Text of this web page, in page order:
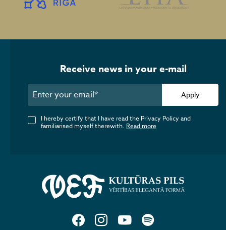
Receive news in your e-mail
Apply
I hereby certify that I have read the Privacy Policy and
familiarised myself therewith. Read more